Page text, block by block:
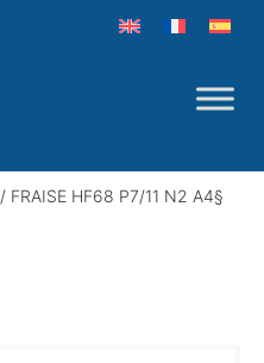
/ FRAISE HF68 P7/11 N2 A4§